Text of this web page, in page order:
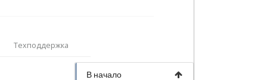
Техподдержка
В начало